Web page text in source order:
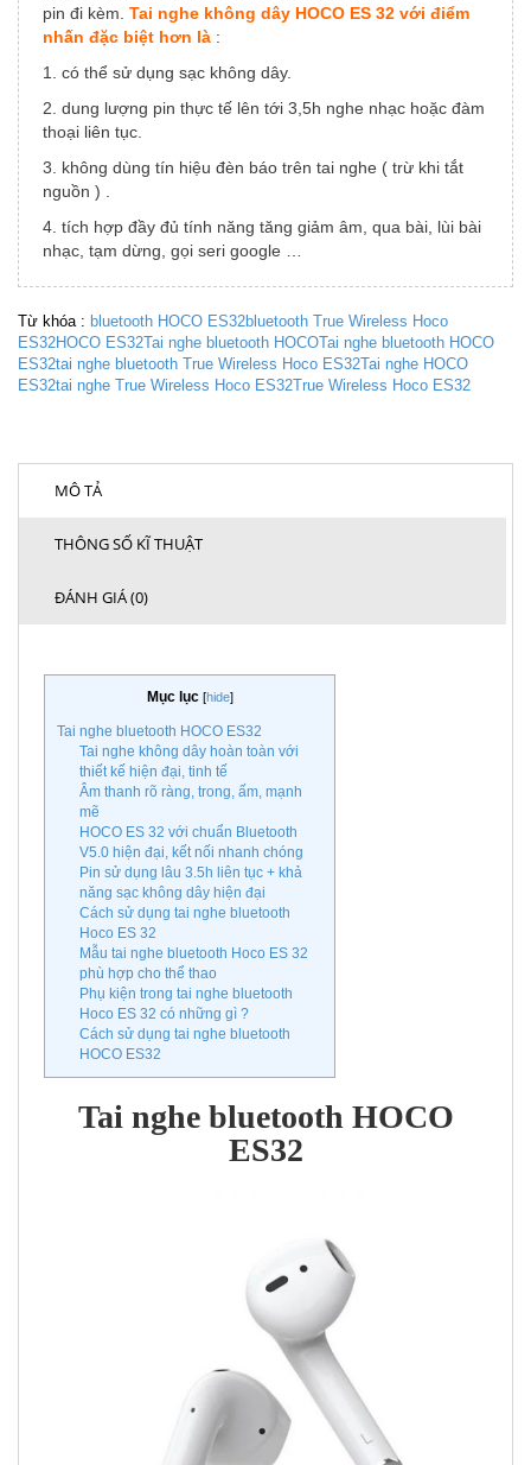
pin đi kèm. Tai nghe không dây HOCO ES 32 với điểm
nhấn đặc biệt hơn là :
1. có thể sử dụng sạc không dây.
2. dung lượng pin thực tế lên tới 3,5h nghe nhạc hoặc đàm
thoại liên tục.
3. không dùng tín hiệu đèn báo trên tai nghe ( trừ khi tắt
nguồn ) .
4. tích hợp đầy đủ tính năng tăng giảm âm, qua bài, lùi bài
nhạc, tạm dừng, gọi seri google …
Từ khóa : bluetooth HOCO ES32bluetooth True Wireless Hoco
ES32HOCO ES32Tai nghe bluetooth HOCOTai nghe bluetooth HOCO
ES32tai nghe bluetooth True Wireless Hoco ES32Tai nghe HOCO
ES32tai nghe True Wireless Hoco ES32True Wireless Hoco ES32
MÔ TẢ
THÔNG SỐ KĨ THUẬT
ĐÁNH GIÁ (0)
Mục lục [hide]
Tai nghe bluetooth HOCO ES32
Tai nghe không dây hoàn toàn với
thiết kế hiện đại, tinh tế
Âm thanh rõ ràng, trong, ấm, mạnh
mẽ
HOCO ES 32 với chuẩn Bluetooth
V5.0 hiện đại, kết nối nhanh chóng
Pin sử dụng lâu 3.5h liên tục + khả
năng sạc không dây hiện đại
Cách sử dụng tai nghe bluetooth
Hoco ES 32
Mẫu tai nghe bluetooth Hoco ES 32
phù hợp cho thể thao
Phụ kiện trong tai nghe bluetooth
Hoco ES 32 có những gì ?
Cách sử dụng tai nghe bluetooth
HOCO ES32
Tai nghe bluetooth HOCO
ES32